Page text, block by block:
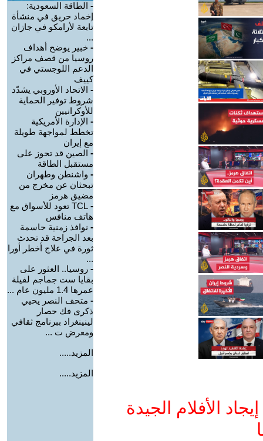
الأفلام الجيدة
- الطاقة السعودية:
إخماد حريق في منشأة
تابعة لأرامكو في جازان
...
- خبير يوضح أهداف
روسيا من قصف مراكز
الدعم اللوجستي في
كييف
- الاتحاد الأوروبي يشدّد
شروط توفير الحماية
للأوكرانيين
- الإدارة الأمريكية
تخطط لمواجهة طويلة
مع إيران
- الصين قد تحوز على
مستقبل الطاقة
- واشنطن وطهران
تبحثان عن مخرج من
مضيق هرمز
-
TCL تعود للأسواق مع
هاتف منافس
- نوافذ زمنية حاسمة
بعد الجراحة قد تحدث
ثورة في علاج أخطر أورا
...
- روسيا.. العثور على
بقايا ست جماجم لفيلة
عمرها 1.4 مليون عام ...
- متحف النصر يحيي
ذكرى فك حصار
لينينغراد ببرنامج ثقافي
ومعرض ت ...
المزيد.....
المزيد.....